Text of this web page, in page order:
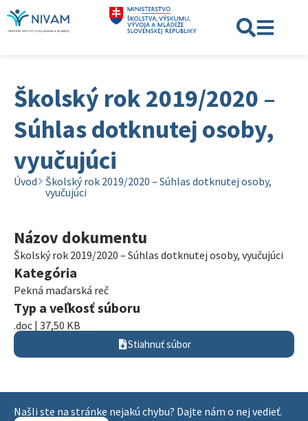
Školský rok 2019/2020 –
Súhlas dotknutej osoby,
vyučujúci
Úvod
Školský rok 2019/2020 – Súhlas dotknutej osoby,
vyučujúci
Názov dokumentu
Školský rok 2019/2020 – Súhlas dotknutej osoby, vyučujúci
Kategória
Pekná maďarská reč
Typ a veľkosť súboru
.doc | 37,50 KB
Stiahnuť súbor
Našli ste na stránke nejakú chybu? Dajte nám o nej vedieť.